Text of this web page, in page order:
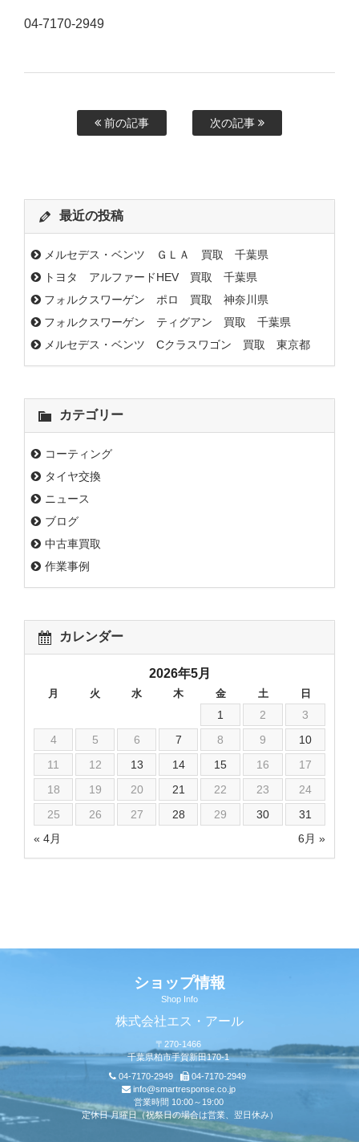
04-7170-2949
前の記事 次の記事
最近の投稿
メルセデス・ベンツ ＧＬＡ 買取 千葉県
トヨタ アルファードHEV 買取 千葉県
フォルクスワーゲン ポロ 買取 神奈川県
フォルクスワーゲン ティグアン 買取 千葉県
メルセデス・ベンツ Cクラスワゴン 買取 東京都
カテゴリー
コーティング
タイヤ交換
ニュース
ブログ
中古車買取
作業事例
カレンダー
2026年5月
月 火 水 木 金 土 日
« 4月 6月 »
1 2
3
4
5 6 7 8 9
10
11
12 13 14 15 16
17
18
19 20 21 22 23
24
25
26 27 28 29 30 31
ショップ情報
Shop Info
株式会社エス・アール
〒270-1466
千葉県柏市手賀新田170-1
04-7170-2949
04-7170-2949
info@smartresponse.co.jp
営業時間 10:00～19:00
定休日 月曜日（祝祭日の場合は営業、翌日休み）